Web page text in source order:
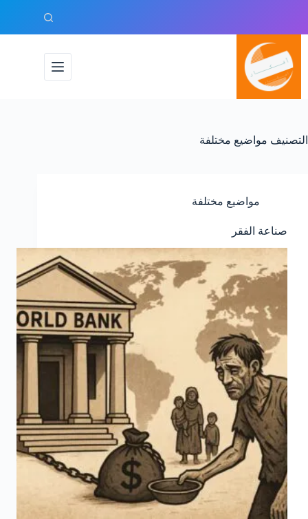
المحتوى
التصنيف مواضيع مختلفة
مواضيع مختلفة
صناعة الفقر